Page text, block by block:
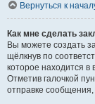
Вернуться к
Как мне сделать
Вы можете создать
щёлкнув по
которое находится
Отметив галочкой
отправке